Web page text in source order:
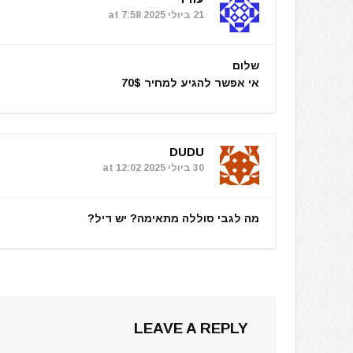
21 ביולי 2025 at 7:58
שלום
אי אפשר להגיע למחיר 70$
DUDU
30 ביולי 2025 at 12:02
מה לגבי סוללה מתאימה? יש דיל?
LEAVE A REPLY